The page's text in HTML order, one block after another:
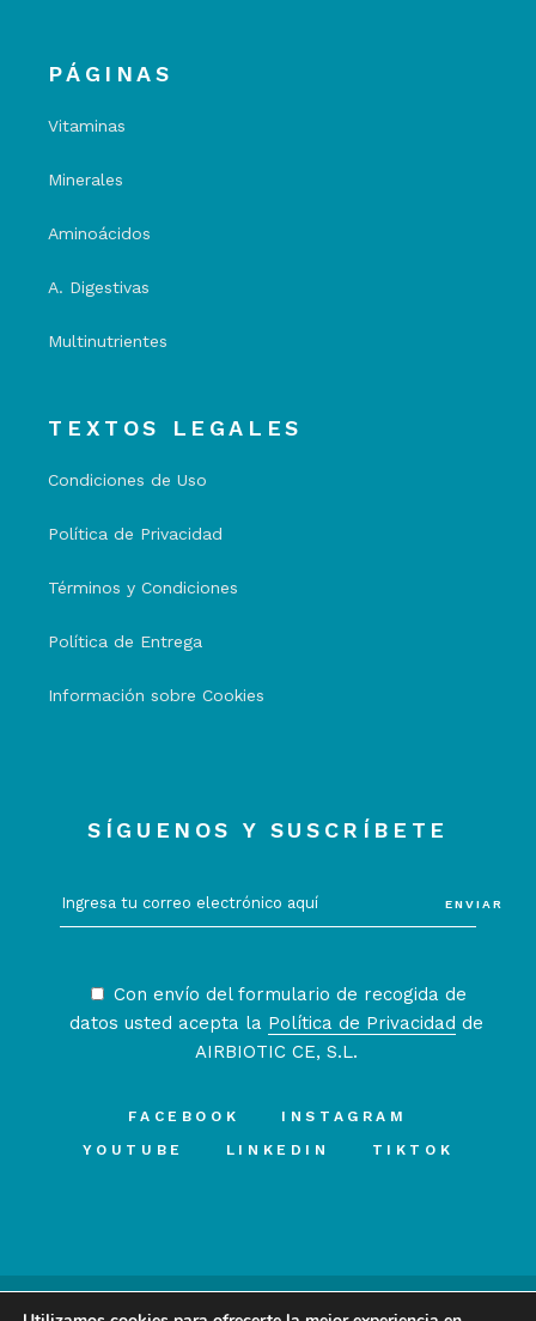
PÁGINAS
Vitaminas
Minerales
Aminoácidos
A. Digestivas
Multinutrientes
TEXTOS LEGALES
Condiciones de Uso
Política de Privacidad
Términos y Condiciones
Política de Entrega
Información sobre Cookies
SÍGUENOS Y SUSCRÍBETE
ENVIAR
Con envío del formulario de recogida de
datos usted acepta la Política de Privacidad de
AIRBIOTIC CE, S.L.
FACEBOOK
INSTAGRAM
YOUTUBE
LINKEDIN TIKTOK